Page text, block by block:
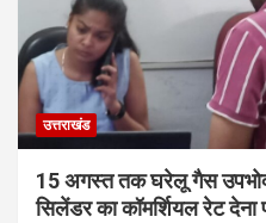
उत्तराखंड
15 अगस्त तक घरेलू गैस
सिलेंडर का कॉमर्शियल रेट देना